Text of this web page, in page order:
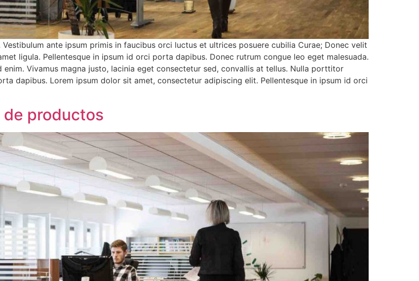
ante ipsum primis in faucibus orci luctus et ultrices posuere cubilia Curae; Donec velit
ligula. Pellentesque in ipsum id orci porta dapibus. Donec rutrum congue leo eget malesuada.
Vivamus magna justo, lacinia eget consectetur sed, convallis at tellus. Nulla porttitor
dapibus. Lorem ipsum dolor sit amet, consectetur adipiscing elit. Pellentesque in ipsum id orci
de productos